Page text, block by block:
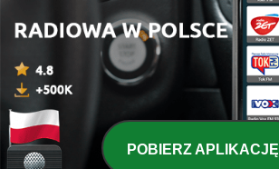
41 - EP41-就是說⋯好險活下來了 大家真的是
40 - EP40-林口遇到帥哥 而且貌似車銀優???
03 lip 2026
39 - EP39-關於即將離開的人會散發什麼磁場
17 cze 2026
POBIERZ APLIKACJĘ